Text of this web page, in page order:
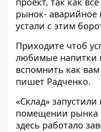
рынок-
устали с этим
Приходите чтоб
любимые напитки
вспомнить как
пишет Радченко.
«Склад»
помещении рынка
здесь работало